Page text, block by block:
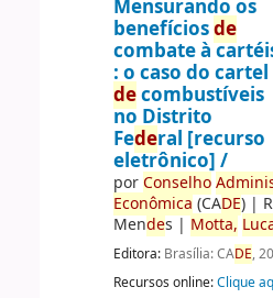
Mensurando os
benefíciosde
combate à
: o caso do cartel
decombustíveis
no Distrito
Federal [recurso
eletrônico] /
porConselho
Econômica (CADE)|
Mendes | Motta,
Editora: Brasília: CADE,
Recursos online:Clique